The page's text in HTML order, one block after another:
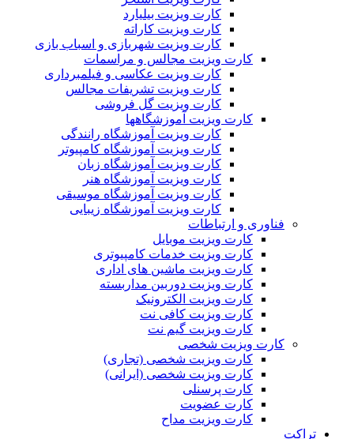
کارت ویزیت بیلیارد
کارت ویزیت کاراته
کارت ویزیت شهربازی و اسباب بازی
کارت ویزیت مجالس و مراسمات
کارت ویزیت عکاسی و فیلمبرداری
کارت ویزیت تشریفات مجالس
کارت ویزیت گل فروشی
کارت ویزیت آموزشگاهها
کارت ویزیت آموزشگاه رانندگی
کارت ویزیت آموزشگاه کامپیوتر
کارت ویزیت آموزشگاه زبان
کارت ویزیت آموزشگاه هنر
کارت ویزیت آموزشگاه موسیقی
کارت ویزیت آموزشگاه زیبایی
فناوری و ارتباطات
کارت ویزیت موبایل
کارت ویزیت خدمات کامپیوتری
کارت ویزیت ماشین های اداری
کارت ویزیت دوربین مداربسته
کارت ویزیت الکترونیک
کارت ویزیت کافی نت
کارت ویزیت گیم نت
کارت ویزیت شخصی
کارت ویزیت شخصی (تجاری)
کارت ویزیت شخصی (ایرانی)
کارت پرسنلی
کارت عضویت
کارت ویزیت مداح
تراکت